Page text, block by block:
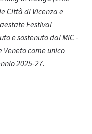
Città di Vicenza e
Festival
e sostenuto dal MiC -
come unico
2025-27.